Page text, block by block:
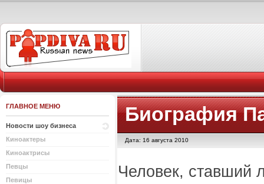
ГЛАВНОЕ МЕНЮ
Новости шоу бизнеса
Киноактеры
Киноактрисы
Певцы
Певицы
Биография
Дата: 16 августа 2010
Человек, ставший